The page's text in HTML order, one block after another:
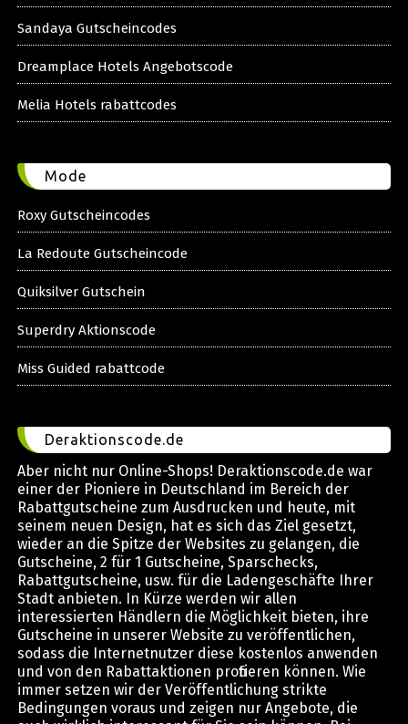
Sandaya Gutscheincodes
Dreamplace Hotels Angebotscode
Melia Hotels rabattcodes
Mode
Roxy Gutscheincodes
La Redoute Gutscheincode
Quiksilver Gutschein
Superdry Aktionscode
Miss Guided rabattcode
Deraktionscode.de
Aber nicht nur Online-Shops! Deraktionscode.de war
einer der Pioniere in Deutschland im Bereich der
Rabattgutscheine zum Ausdrucken und heute, mit
seinem neuen Design, hat es sich das Ziel gesetzt,
wieder an die Spitze der Websites zu gelangen, die
Gutscheine, 2 für 1 Gutscheine, Sparschecks,
Rabattgutscheine, usw. für die Ladengeschäfte Ihrer
Stadt anbieten. In Kürze werden wir allen
interessierten Händlern die Möglichkeit bieten, ihre
Gutscheine in unserer Website zu veröffentlichen,
sodass die Internetnutzer diese kostenlos anwenden
und von den Rabattaktionen profitieren können. Wie
immer setzen wir der Veröffentlichung strikte
Bedingungen voraus und zeigen nur Angebote, die